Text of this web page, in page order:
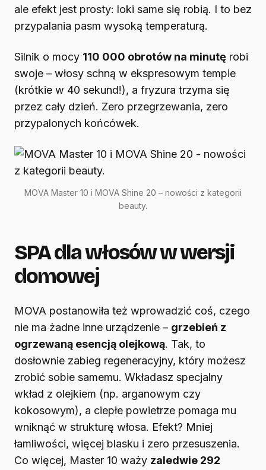
ale efekt jest prosty: loki same się robią. I to bez
przypalania pasm wysoką temperaturą.
Silnik o mocy 110 000 obrotów na minutę robi
swoje – włosy schną w ekspresowym tempie
(krótkie w 40 sekund!), a fryzura trzyma się
przez cały dzień. Zero przegrzewania, zero
przypalonych końcówek.
MOVA Master 10 i MOVA Shine 20 – nowości z kategorii
beauty.
SPA dla włosów w wersji
domowej
MOVA postanowiła też wprowadzić coś, czego
nie ma żadne inne urządzenie – grzebień z
ogrzewaną esencją olejkową. Tak, to
dosłownie zabieg regeneracyjny, który możesz
zrobić sobie samemu. Wkładasz specjalny
wkład z olejkiem (np. arganowym czy
kokosowym), a ciepłe powietrze pomaga mu
wniknąć w strukturę włosa. Efekt? Mniej
łamliwości, więcej blasku i zero przesuszenia.
Co więcej, Master 10 waży zaledwie 292